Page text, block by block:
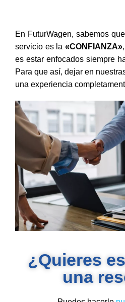
En FuturWagen, sabemos
servicio es la «CONFIANZA»
es estar enfocados siempre
Para que así, dejar en
una experiencia
¿Quieres
una